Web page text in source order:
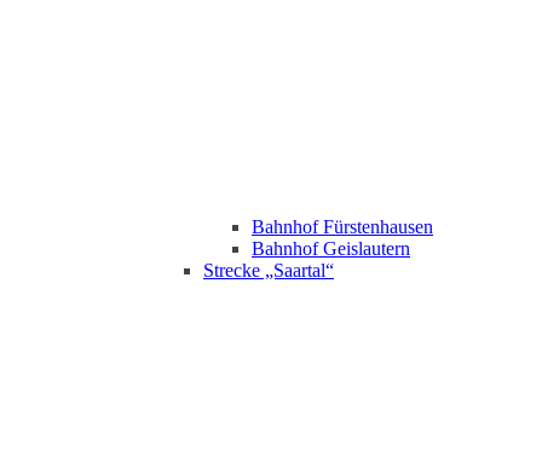
Bahnhof Fürstenhausen
Bahnhof Geislautern
Strecke „Saartal“